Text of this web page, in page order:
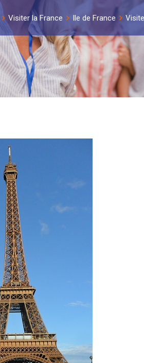
Visiter la France Ile de France